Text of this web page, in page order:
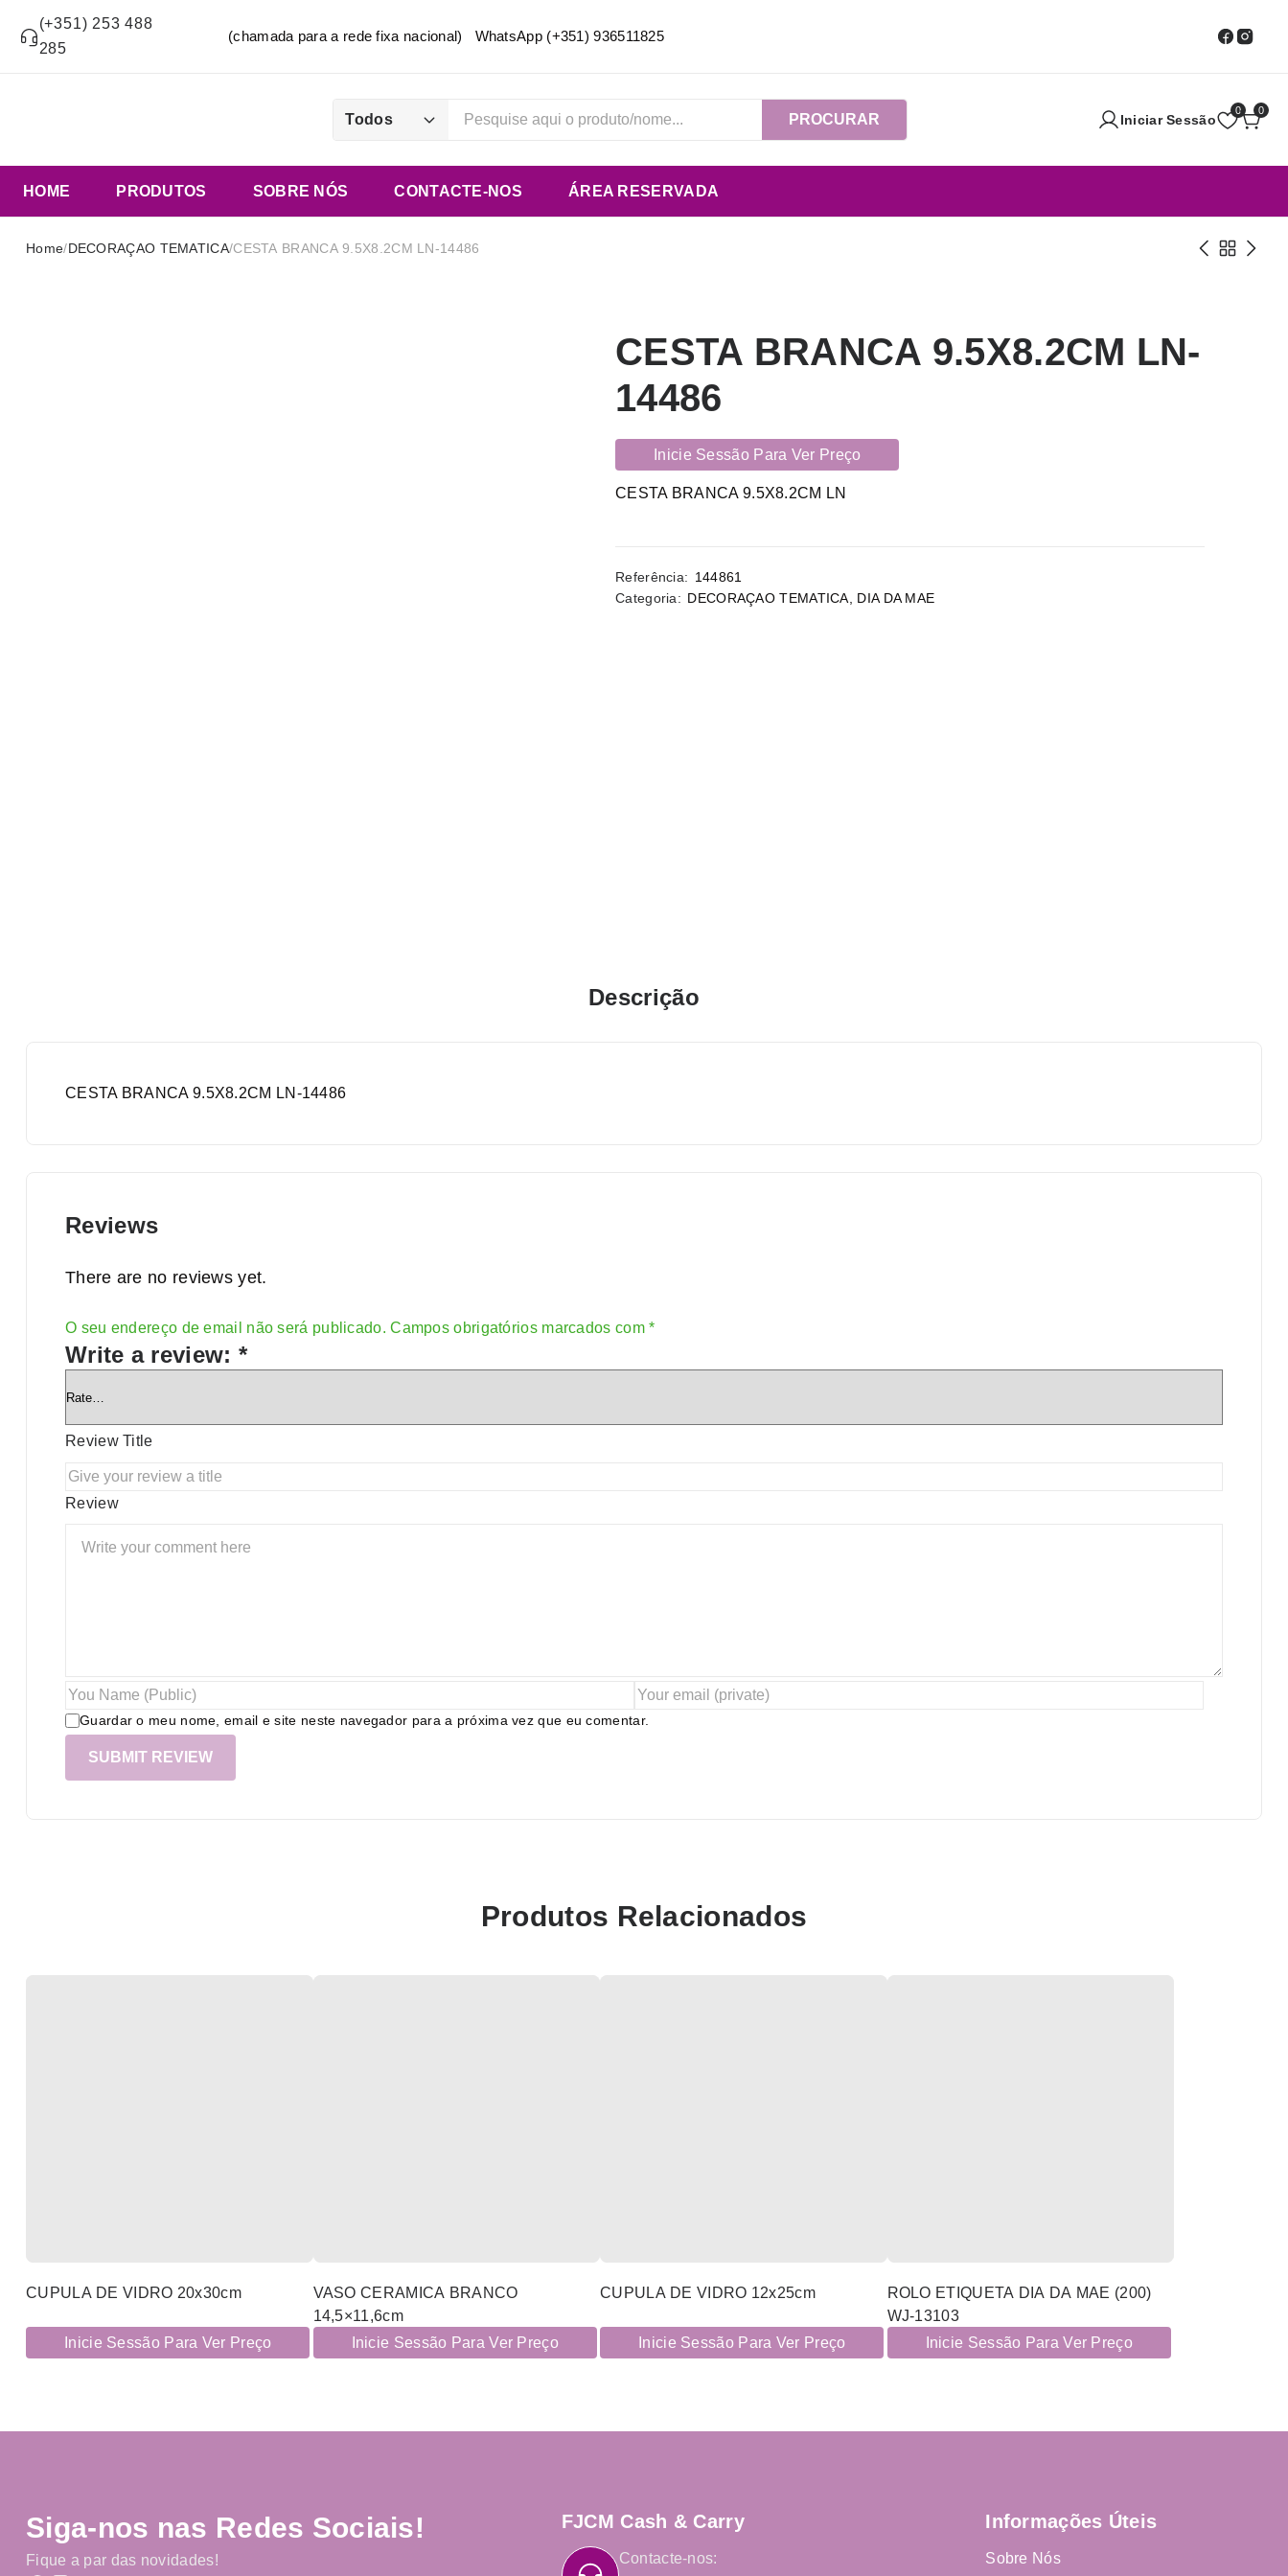
(+351) 253 488
285
(chamada para a rede fixa nacional) WhatsApp (+351) 936511825
Todos PROCURAR Iniciar Sessão
0 0
HOME PRODUTOS SOBRE NÓS CONTACTE-NOS ÁREA RESERVADA
Home/DECORAÇAO TEMATICA/CESTA BRANCA 9.5X8.2CM LN-14486
CESTA BRANCA 9.5X8.2CM LN-
14486
Inicie Sessão Para Ver Preço
CESTA BRANCA 9.5X8.2CM LN
Referência: 144861
Categoria: DECORAÇAO TEMATICA DIA DA MAE
Descrição
CESTA BRANCA 9.5X8.2CM LN-14486
Reviews
There are no reviews yet.
O seu endereço de email não será publicado. Campos obrigatórios marcados com*
Write a review: *
Review Title
Review
Guardar o meu nome, email e site neste navegador para a próxima vez que eu comentar.
Alternative:
Produtos Relacionados
CUPULA DE VIDRO 20x30cm
Inicie Sessão Para Ver Preço
VASO CERAMICA BRANCO
14,5×11,6cm
Inicie Sessão Para Ver Preço
CUPULA DE VIDRO 12x25cm
Inicie Sessão Para Ver Preço
ROLO ETIQUETA DIA DA MAE (200)
WJ-13103
Inicie Sessão Para Ver Preço
Siga-nos nas Redes Sociais!
Fique a par das novidades!
FJCM Cash & Carry
Contacte-nos:
Informações Úteis
Sobre Nós